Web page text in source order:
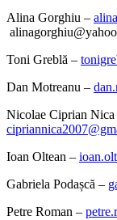
Alina Gorghiu –
Toni Greblă –
Dan Motreanu –
Nicolae Ciprian Nica
Ioan Oltean –
Gabriela Podașcă –
Petre Roman –